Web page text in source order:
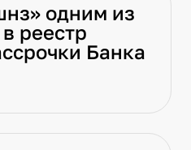
одним из
реестр
Банка